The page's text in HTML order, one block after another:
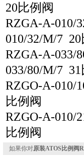
20比例阀
RZGA-A-
010/32/M/7
RZGA-A-
033/80/M/7
RZGO-A-
比例阀
RZGO-A-
比例阀
如果你对原装ATOS比例阀